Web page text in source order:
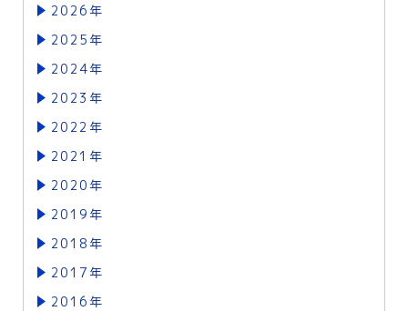
2026年
2025年
2024年
2023年
2022年
2021年
2020年
2019年
2018年
2017年
2016年